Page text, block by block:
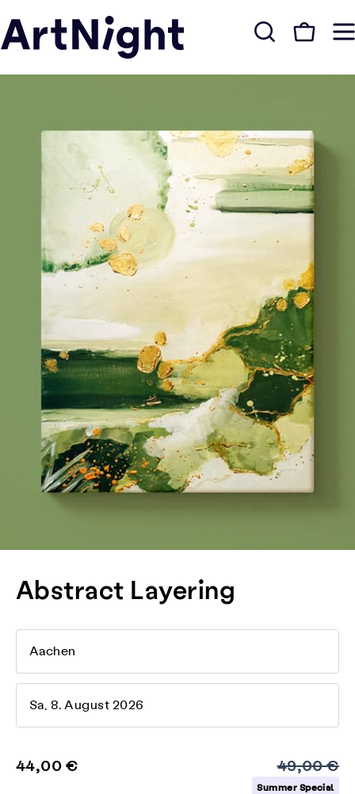
Abstract Layering
Aachen
Sa, 8. August 2026
44,00 € 49,00 €
Summer Special